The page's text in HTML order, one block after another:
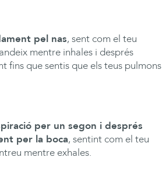
pel nas, sent com el teu
mentre inhales i després
fins que sentis que els teus pulmons
per un segon i després
per la boca, sentint com el teu
mentre exhales.